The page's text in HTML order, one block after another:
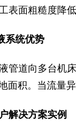
表面粗糙度降低
系统优势
管道向多台机
面积。当流量
解决方案实例